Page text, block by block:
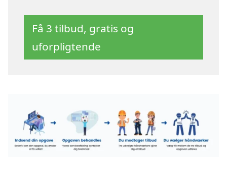
Få 3 tilbud, gratis og
uforpligtende